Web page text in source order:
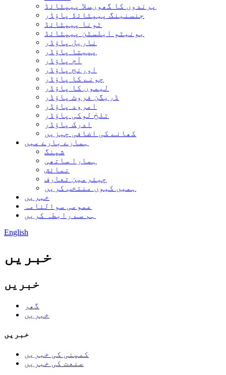
پرندوں کا گھوںسلا پیپٹائڈ
جنسنینگ پیپٹائڈ پاؤڈر
ٹونا پیپٹائڈ
بونیٹو ایلسٹن پیپٹائڈ
ناریل پاؤڈر
پپیتا پاؤڈر
آم پاؤڈر
اورنج پاؤڈر
چونے کا پاؤڈر
لیموں کا پاؤڈر
ڈریگن فروٹ پاؤڈر
امرود پاؤڈر
تلخ لوکی پاؤڈر
ادرک پاؤڈر
کھانے کی اضافی چیزیں
ہمارے بارے میں
شپنگ
ہمارا ساتھی
نمائش
چیئرمین تعارف
ہمیں کیوں منتخب کریں
خبریں
عمومی سوالنامہ
ہم سے رابطہ کریں
English
خبریں
خبریں
گھر
خبریں
خبریں
کمپنی کی خبریں
صنعت کی خبریں